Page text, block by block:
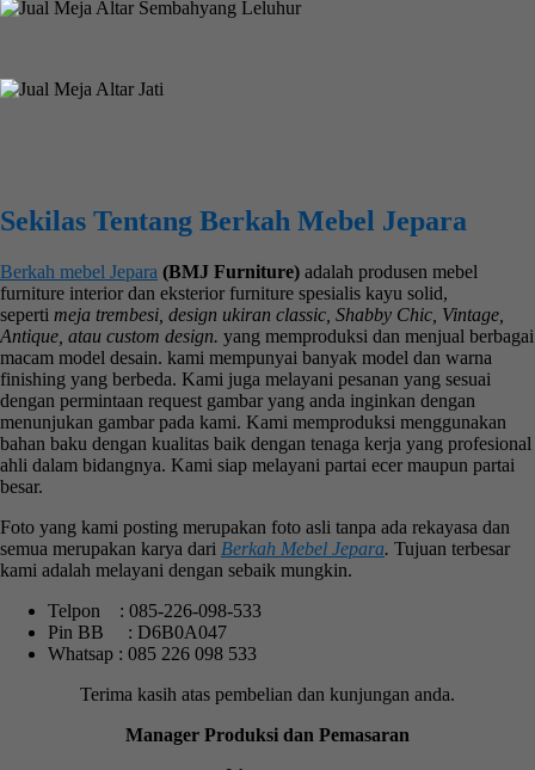
Sekilas Tentang Berkah Mebel Jepara
Berkah mebel Jepara (BMJ Furniture) adalah produsen mebel
furniture interior dan eksterior furniture spesialis kayu solid,
seperti meja trembesi, design ukiran classic, Shabby Chic, Vintage,
Antique, atau custom design. yang memproduksi dan menjual berbagai
macam model desain. kami mempunyai banyak model dan warna
finishing yang berbeda. Kami juga melayani pesanan yang sesuai
dengan permintaan request gambar yang anda inginkan dengan
menunjukan gambar pada kami. Kami memproduksi menggunakan
bahan baku dengan kualitas baik dengan tenaga kerja yang profesional
ahli dalam bidangnya. Kami siap melayani partai ecer maupun partai
besar.
Foto yang kami posting merupakan foto asli tanpa ada rekayasa dan
semua merupakan karya dari Berkah Mebel Jepara. Tujuan terbesar
kami adalah melayani dengan sebaik mungkin.
Telpon : 085-226-098-533
Pin BB : D6B0A047
Whatsap : 085 226 098 533
Terima kasih atas pembelian dan kunjungan anda.
Manager Produksi dan Pemasaran